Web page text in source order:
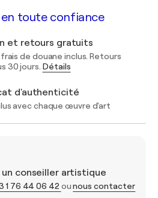
toute confiance
et retours gratuits
de douane inclus. Retours
30 jours. Détails
d'authenticité
avec chaque œuvre d'art
un conseiller artistique
1 76 44 06 42 ounous contacter